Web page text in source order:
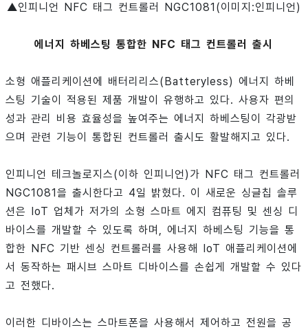
▲인피니언 NFC 태그 컨트롤러 NGC1081(이미지:인피니언)
에너지 하베스팅 통합한 NFC 태그 컨트롤러 출시
소형 애플리케이션에 배터리리스(Batteryless) 에너지 하베
스팅 기술이 적용된 제품 개발이 유행하고 있다. 사용자 편의
성과 관리 비용 효율성을 높여주는 에너지 하베스팅이 각광받
으며 관련 기능이 통합된 컨트롤러 출시도 활발해지고 있다.
인피니언 테크놀로지스(이하 인피니언)가 NFC 태그 컨트롤러
NGC1081을 출시한다고 4일 밝혔다. 이 새로운 싱글칩 솔루
션은 IoT 업체가 저가의 소형 스마트 에지 컴퓨팅 및 센싱 디
바이스를 개발할 수 있도록 하며, 에너지 하베스팅 기능을 통
합한 NFC 기반 센싱 컨트롤러를 사용해 IoT 애플리케이션에
서 동작하는 패시브 스마트 디바이스를 손쉽게 개발할 수 있다
고 전했다.
이러한 디바이스는 스마트폰을 사용해서 제어하고 전원을 공